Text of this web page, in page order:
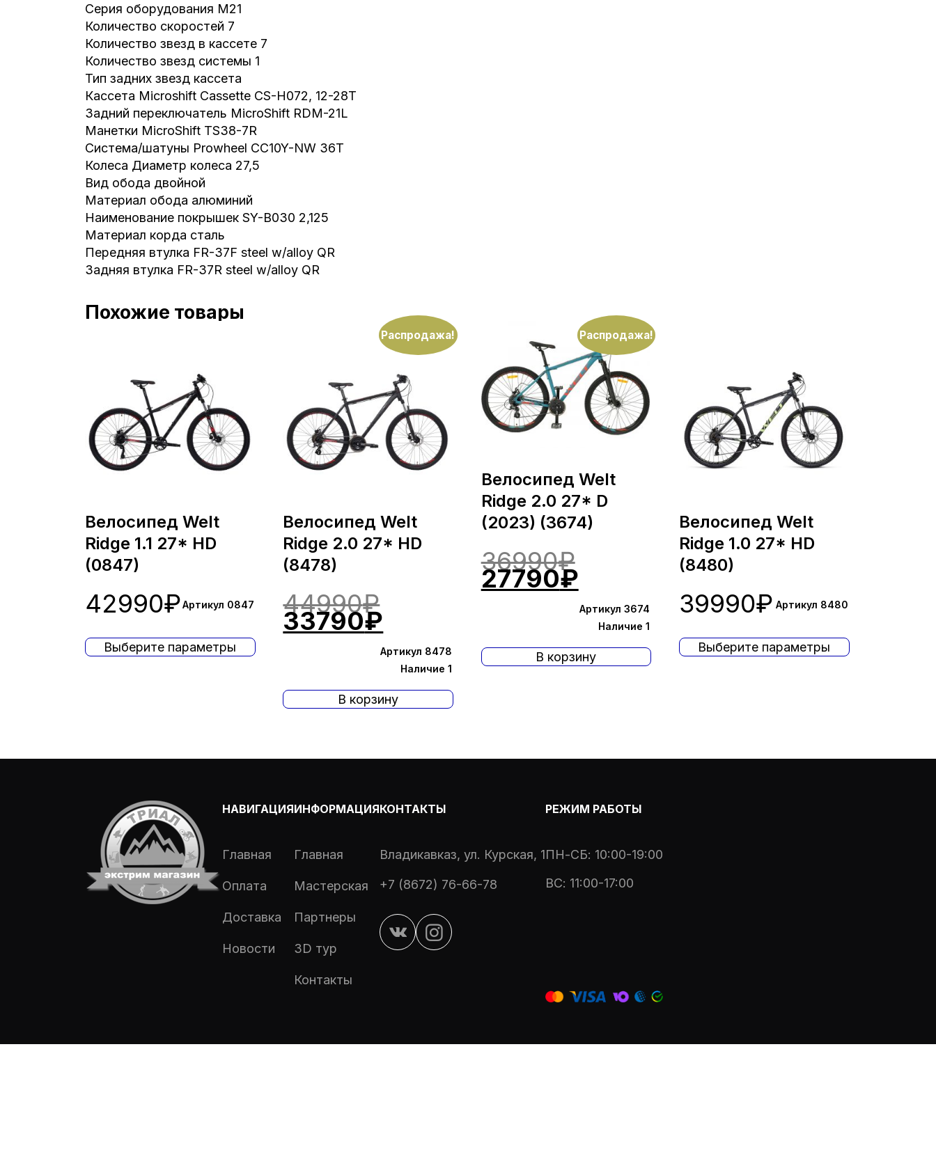
Серия оборудования M21
Количество скоростей 7
Количество звезд в кассете 7
Количество звезд системы 1
Тип задних звезд кассета
Кассета Microshift Cassette CS-H072, 12-28T
Задний переключатель MicroShift RDM-21L
Манетки MicroShift TS38-7R
Система/шатуны Prowheel CC10Y-NW 36T
Колеса Диаметр колеса 27,5
Вид обода двойной
Материал обода алюминий
Наименование покрышек SY-B030 2,125
Материал корда сталь
Передняя втулка FR-37F steel w/alloy QR
Задняя втулка FR-37R steel w/alloy QR
Похожие товары
Велосипед Welt
Ridge 1.1 27* HD
(0847)
42990₽Артикул 0847
Выберите параметры
Распродажа!
Велосипед Welt
Ridge 2.0 27* HD
(8478)
44990₽Первоначальная
цена
составляла
44990₽.
33790₽
цена:
33790₽.
Артикул 8478
Наличие 1
В корзину
Распродажа!
Велосипед Welt
Ridge 2.0 27* D
(2023) (3674)
36990₽Первоначальная
цена
составляла
36990₽.
27790₽Текущая
цена:
27790₽.
Артикул 3674
Наличие 1
В корзину
Велосипед Welt
Ridge 1.0 27* HD
(8480)
39990₽ Артикул 8480
Выберите параметры
НАВИГАЦИЯ
Главная
Оплата
Доставка
Новости
ИНФОРМАЦИЯ
Главная
Мастерская
Партнеры
3D тур
Контакты
КОНТАКТЫ
Владикавказ, ул. Курская, 1
+7 (8672) 76-66-78
РЕЖИМ РАБОТЫ
ПН-СБ: 10:00-19:00
ВС: 11:00-17:00